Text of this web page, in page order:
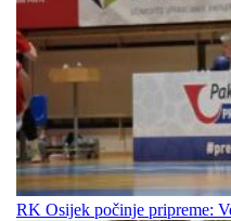
RK Osijek počinje pripreme: